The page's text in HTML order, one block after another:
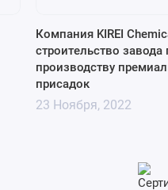
Компания KIREI
строительство завода
производству
присадок
23 Ноября, 2022